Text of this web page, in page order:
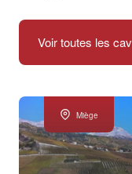
Voir toutes les
Miège